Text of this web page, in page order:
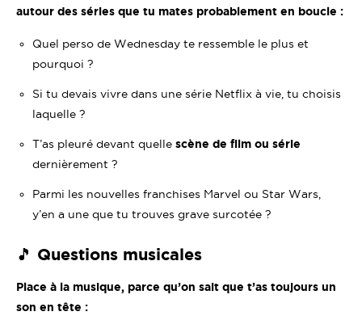
autour des séries que tu mates probablement en boucle :
Quel perso de Wednesday te ressemble le plus et
pourquoi ?
Si tu devais vivre dans une série Netflix à vie, tu choisis
laquelle ?
T’as pleuré devant quelle scène de film ou série
dernièrement ?
Parmi les nouvelles franchises Marvel ou Star Wars
y’en a une que tu trouves grave surcotée ?
🎵 Questions musicales
Place à la musique, parce qu’on sait que t’as toujours un
son en tête :